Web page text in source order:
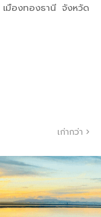
องทองธานี จังหวัด
เก่ากว่า